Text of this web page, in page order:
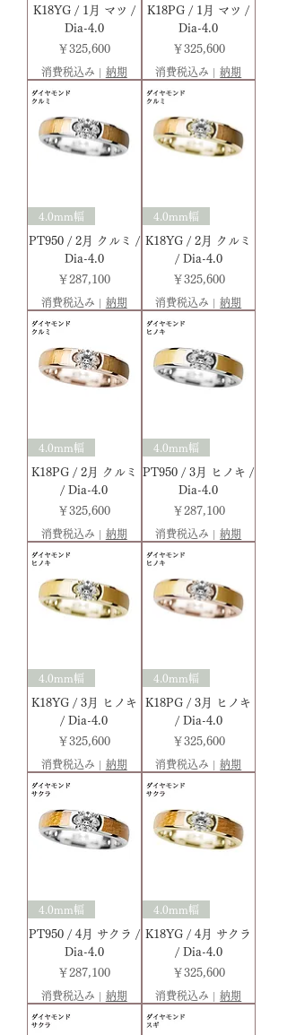
K18YG / 1月 マツ /
Dia-4.0
価格
￥325,600
消費税込み | 納期
K18PG / 1月 マツ /
Dia-4.0
価格
￥325,600
消費税込み |納期
4.0mm幅
PT950 / 2月 クルミ /
Dia-4.0
価格
￥287,100
消費税込み | 納期
4.0mm幅
K18YG / 2月 クルミ
/ Dia-4.0
価格
￥325,600
消費税込み |納期
4.0mm幅
K18PG / 2月 クルミ
/ Dia-4.0
価格
￥325,600
消費税込み | 納期
4.0mm幅
PT950 / 3月 ヒノキ /
Dia-4.0
価格
￥287,100
消費税込み |納期
4.0mm幅
K18YG / 3月 ヒノキ
/ Dia-4.0
価格
￥325,600
消費税込み | 納期
4.0mm幅
K18PG / 3月 ヒノキ
/ Dia-4.0
価格
￥325,600
消費税込み |納期
4.0mm幅
PT950 / 4月 サクラ /
Dia-4.0
価格
￥287,100
消費税込み | 納期
4.0mm幅
K18YG / 4月 サクラ
/ Dia-4.0
価格
￥325,600
消費税込み |納期